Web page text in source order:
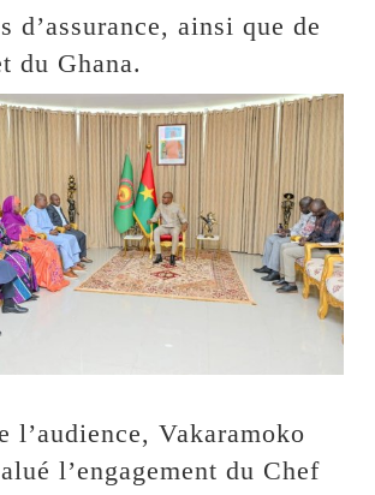
d’assurance, ainsi que de
du Ghana.
l’audience, Vakaramoko
l’engagement du Chef